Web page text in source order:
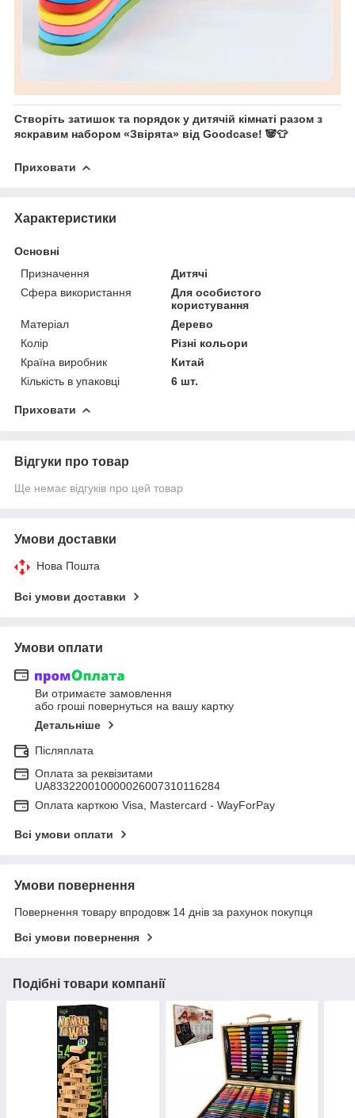
Створіть затишок та порядок у дитячій кімнаті разом з
яскравим набором «Звірята» від Goodcase! 🐼👕
Приховати
Характеристики
Основні
Призначення
Дитячі
Сфера використання
Для особистого
користування
Матеріал
Дерево
Колір
Різні кольори
Країна виробник
Китай
Кількість в упаковці
6 шт.
Приховати
Відгуки про товар
Ще немає відгуків про цей товар
Умови доставки
Нова Пошта
Всі умови доставки
Умови оплати
Ви отримаєте замовлення
або гроші повернуться на вашу картку
Детальніше
Післяплата
Оплата за реквізитами
UA833220010000026007310116284
Оплата карткою Visa, Mastercard - WayForPay
Всі умови оплати
Умови повернення
Повернення товару впродовж 14 днів за рахунок покупця
Всі умови повернення
Подібні товари компанії